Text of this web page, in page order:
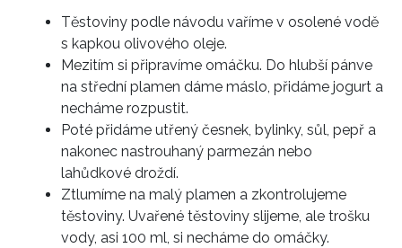
Těstoviny podle návodu vaříme v osolené vodě
s kapkou olivového oleje.
Mezitím si připravíme omáčku. Do hlubší pánve
na střední plamen dáme máslo, přidáme jogurt a
necháme rozpustit.
Poté přidáme utřený česnek, bylinky, sůl, pepř a
nakonec nastrouhaný parmezán nebo
lahůdkové droždí.
Ztlumíme na malý plamen a zkontrolujeme
těstoviny. Uvařené těstoviny slijeme, ale trošku
vody, asi 100 ml, si necháme do omáčky.